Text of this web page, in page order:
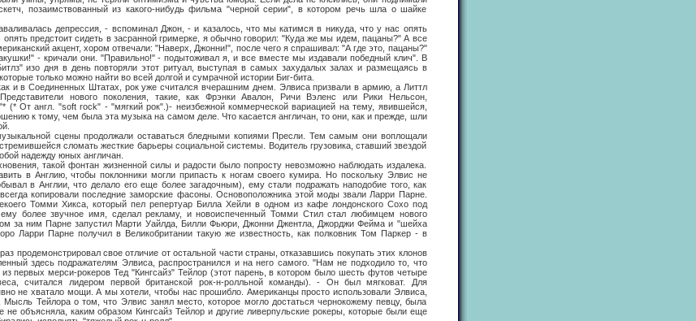
позаимствованный из какого-нибудь фильма "черной серии", в котором речь шла о шайке
депрессия, - вспоминал Джон, - и казалось, что мы катимся в никуда, что у нас опять
предстоит сидеть в засранной гримерке, я обычно говорил: "Куда же мы идем, пацаны?" А все
акцент, хором отвечали: "Наверх, Джонни!", после чего я спрашивал: "А где это, пацаны?"
- кричали они. "Правильно!" - подытоживал я, и все вместе мы издавали победный клич". В
изо дня в день повторяли этот ритуал, выступая в самых захудалых залах и размещаясь в
только можно найти во всей долгой и сумрачной истории Биг-бита.
Соединенных Штатах, рок уже считался вчерашним днем. Элвиса призвали в армию, а Литтл
нового поколения, такие, как Фрэнки Авалон, Ричи Вэленс или Рики Нельсон,
(* От англ. "soft rock" - "мягкий рок".)- неизбежной коммерческой вариацией на тему, явившейся,
к тому, чем была эта музыка на самом деле. Что касается англичан, то они, как и прежде, шли
сцены продолжали оставаться бледными копиями Пресли. Тем самым они воплощали
сломать жесткие барьеры социальной системы. Водитель грузовика, ставший звездой
надежду юных англичан.
такой фонтан жизненной силы и радости было попросту невозможно наблюдать издалека.
в Англию, чтобы поклонники могли припасть к ногам своего кумира. Но поскольку Элвис не
в Англии, что делало его еще более загадочным), ему стали подражать наподобие того, как
копировали последние заморские фасоны. Основоположника этой моды звали Ларри Парне.
Томми Хикса, который пел репертуар Билла Хейли в одном из кафе лондонского Сохо под
более звучное имя, сделал рекламу, и новоиспеченный Томми Стил стал любимцем нового
за ним Парне запустил Марти Уайлда, Билли Фьюри, Джонни Джентла, Джорджи Фейма и "шейха
Ларри Парне получил в Великобритании такую же известность, как полковник Том Паркер - в
свое отличие от остальной части страны, отказавшись покупать этих клонов
здесь подражателям Элвиса, распространился и на него самого. "Нам не подходило то, что
первых мерси-рокеров Тед "Кингсайз" Тейлор (этот парень, в котором было шесть футов четыре
считался лидером первой британской рок-н-ролльной команды). - Он был мягковат. Для
не хватало мощи. А мы хотели, чтобы нас прошибло. Американцы просто использовали Элвиса,
Мысль Тейлора о том, что Элвис занял место, которое могло достаться чернокожему певцу, была
объясняла, каким образом Кингсайз Тейлор и другие ливерпульские рокеры, которые были еще